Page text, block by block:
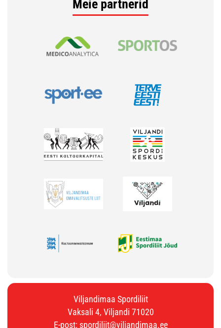
Meie partnerid
Viljandimaa Spordiliit
Vaksali 4, Viljandi 71020
E-post: spordiliit@viljandimaa.ee